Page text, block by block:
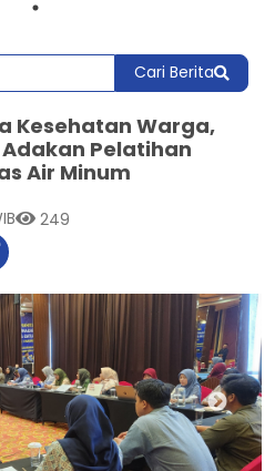
Cari Berita
Kesehatan Warga,
Pelatihan
Air Minum
249